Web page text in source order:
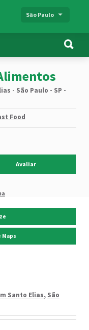
São Paulo
- São Paulo - SP -
Food
Avaliar
Santo Elias, São
Maps